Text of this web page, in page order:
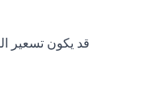
قد يكون تسعير